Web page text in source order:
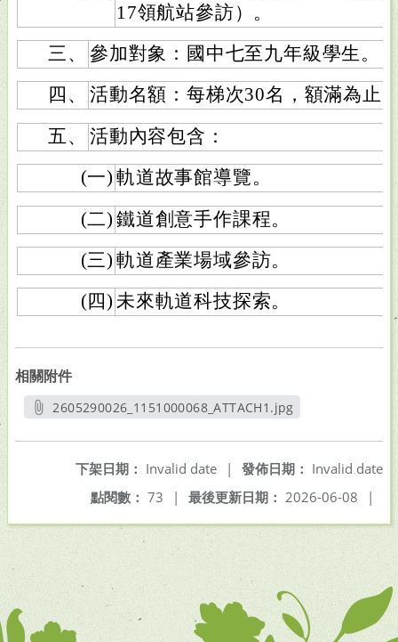
17領航站參訪）。
三、
參加對象：國中七至九年級學生。
四、
活動名額：每梯次30名，額滿為止
五、
活動內容包含：
(一) 軌道故事館導覽。
(二) 鐵道創意手作課程。
(三) 軌道產業場域參訪。
(四) 未來軌道科技探索。
相關附件
2605290026_1151000068_ATTACH1.jpg
發佈日期： Invalid date
下架日期： Invalid date
|
最後更新日期： 2026-06-08 |
點閱數： 73 |